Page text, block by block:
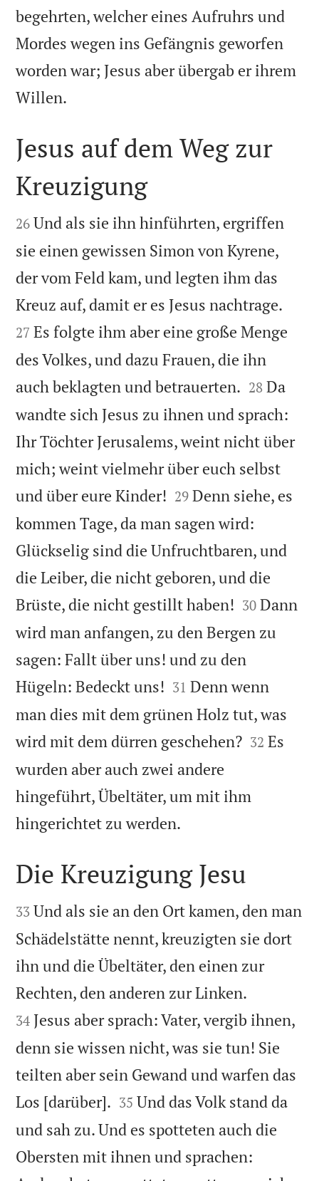
begehrten, welcher eines Aufruhrs und
Mordes wegen ins Gefängnis geworfen
worden war; Jesus aber übergab er ihrem
Willen.

Jesus auf dem Weg zur
Kreuzigung

26 Und als sie ihn hinführten, ergriffen
sie einen gewissen Simon von Kyrene,
der vom Feld kam, und legten ihm das
Kreuz auf, damit er es Jesus nachtrage.
27 Es folgte ihm aber eine große Menge
des Volkes, und dazu Frauen, die ihn
auch beklagten und betrauerten. 

28 Da
wandte sich Jesus zu ihnen und sprach:
Ihr Töchter Jerusalems, weint nicht über
mich; weint vielmehr über euch selbst
und über eure Kinder! 

29 Denn siehe, es
kommen Tage, da man sagen wird:
Glückselig sind die Unfruchtbaren, und
die Leiber, die nicht geboren, und die
Brüste, die nicht gestillt haben! 

30 Dann
wird man anfangen, zu den Bergen zu
sagen: Fallt über uns! und zu den
Hügeln: Bedeckt uns! 

31 Denn wenn
man dies mit dem grünen Holz tut, was
wird mit dem dürren geschehen?
32 Es
wurden aber auch zwei andere
hingeführt, Übeltäter, um mit ihm
hingerichtet zu werden.

Die Kreuzigung Jesu

33 Und als sie an den Ort kamen, den man
Schädelstätte nennt, kreuzigten sie dort
ihn und die Übeltäter, den einen zur
Rechten, den anderen zur Linken.
34 Jesus aber sprach: Vater, vergib ihnen,
denn sie wissen nicht, was sie tun! Sie
teilten aber sein Gewand und warfen das
Los [darüber]. 

35 Und das Volk stand da
und sah zu. Und es spotteten auch die
Obersten mit ihnen und sprachen: